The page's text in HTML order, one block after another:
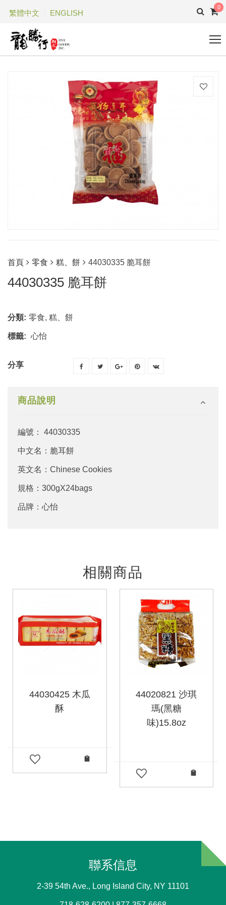
繁體中文 ENGLISH
0
首頁 零食 糕、餅 44030335 脆耳餅
44030335 脆耳餅
分類: 零食, 糕、餅
標籤: 心怡
分享
商品說明
編號： 44030335
中文名：脆耳餅
英文名：Chinese Cookies
規格：300gX24bags
品牌：心怡
相關商品
44030425 木瓜
酥
44020821 沙琪
瑪(黑糖
味)15.8oz
聯系信息
2-39 54th Ave., Long Island City, NY 11101